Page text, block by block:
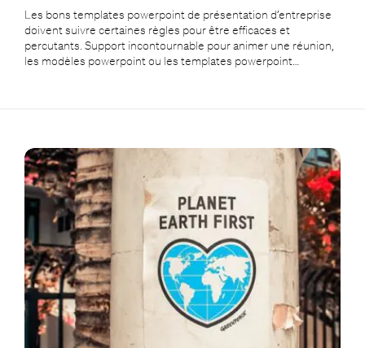
Les bons templates powerpoint de présentation d’entreprise
doivent suivre certaines règles pour être efficaces et
percutants. Support incontournable pour animer une réunion,
les modèles powerpoint ou les templates powerpoint…